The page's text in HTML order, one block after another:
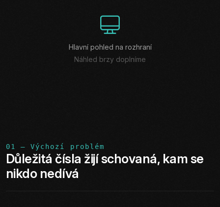
Hlavní pohled na rozhraní
Náhled brzy doplníme
01 — Výchozí problém
Důležitá čísla žijí schovaná, kam se
nikdo nedívá